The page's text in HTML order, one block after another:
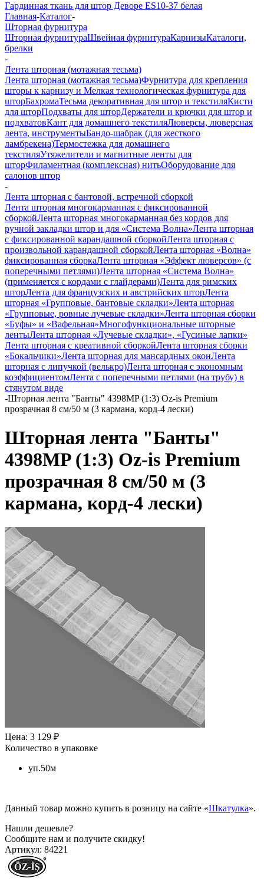
Гардинная ткань для штор Деворе ES10-37 белая
Главная-Каталог-
Шторная фурнитура
Шторная фурнитураШвейная фурнитураКарнизыКаталоги,
брелки
-
Лента шторная (мотажная тесьма)
Лента шторная (мотажная тесьма)Фурнитура для крепления
шторы к карнизу и Мелкая технологическая фурнитура для
шторБахромаТесьма декоративная для штор и текстиляКисти
для шторПодхваты для шторДержатели и крючки для штор и
подхватовКант для домашнего текстиляЛюверсы, люверсная
лента, инструментыБандо-шабрак (для жесткого
ламбрекена)Термостежка для домашнего
текстиляУтяжелители и магнитные ленты для
шторФиламентная (комплексная) нитьОборудование для
салонов штор
-
Лента шторная с бантовой, встречной сборкой
Лента шторная многокарманная с фиксированной
сборкойЛента шторная многокарманная без кордов для
ручной закладки штор и для «Система Волна»Лента шторная
с фиксированной карандашной сборкойЛента шторная с
произвольной карандашной сборкойЛента шторная «Волна»
фиксированная сборкаЛента шторная «Эффект люверсов» (с
поперечными петлями)Лента шторная «Система Волна»
(применяется с кордами с глайдерами)Лента для римских
шторЛента для французских и австрийских шторЛента
шторная «Групповые, бантовые складки»Лента шторная
«Групповые, ровные лучевые складки»Лента шторная сборки
«Буфы» и «Вафельная»Многофункциональные шторные
лентыЛента шторная «Лучевые складки», «Гусиные лапки»
Лента шторная с креативной сборкойЛента шторная сборки
«Бокальчики»Лента шторная для мансардных оконЛента
шторная с липучкой (велькро)Лента шторная с экономным
коэффициентомЛента с поперечными петлями (на трубу) в
стянутом виде
-Шторная лента "Банты" 4398MP (1:3) Oz-is Premium
прозрачная 8 см/50 м (3 кармана, корд-4 лески)
Шторная лента "Банты"
4398MP (1:3) Oz-is Premium
прозрачная 8 см/50 м (3
кармана, корд-4 лески)
Цена: 3 129 ₽
Количество в упаковке
уп.50м
Данный товар можно купить в розницу на сайте «Шкатулка».
Нашли дешевле?
Сообщите нам и получите скидку!
Артикул: 84221